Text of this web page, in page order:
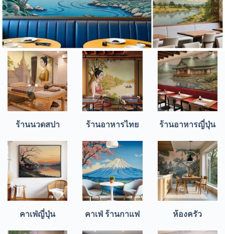
ร้านนวดสปา ร้านอาหารไทย ร้านอาหารญี่ปุ่น
คาเฟ่ญี่ปุ่น คาเฟ่ ร้านกาแฟ ห้องครัว